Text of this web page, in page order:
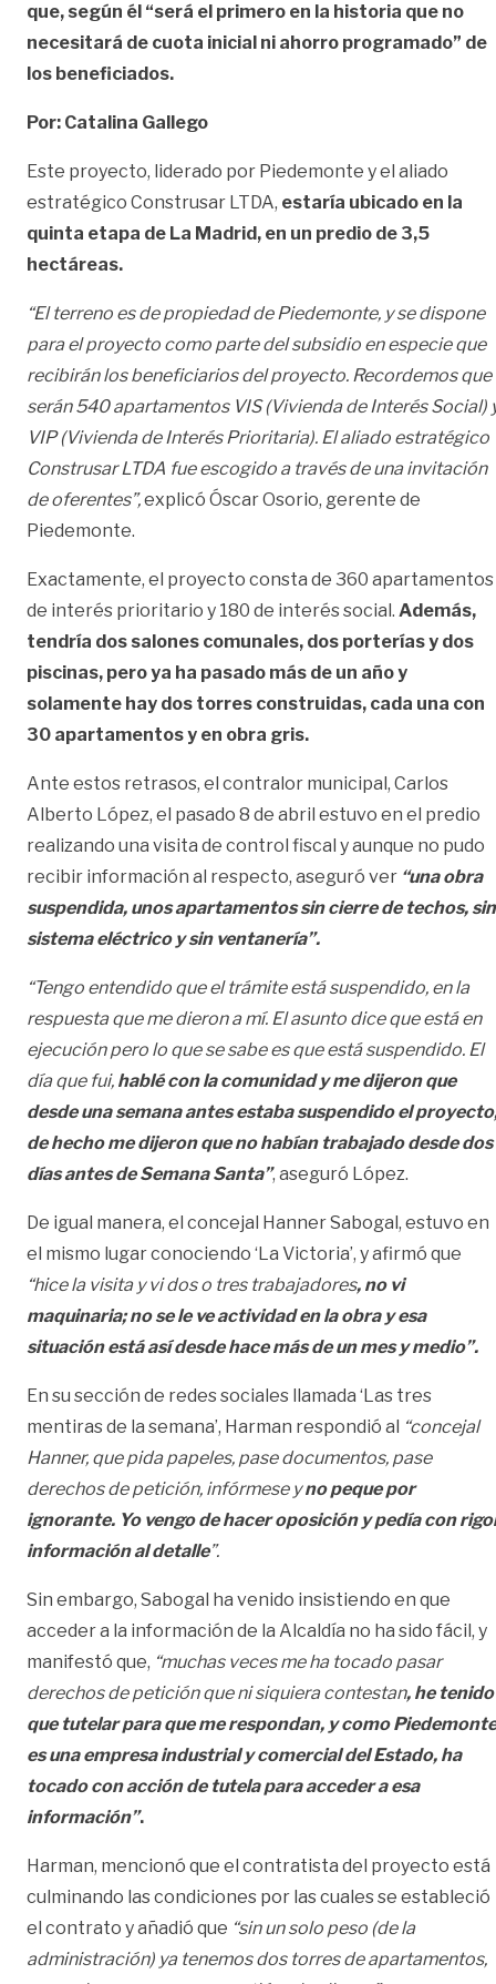
que, según él “será el primero en la historia que no
necesitará de cuota inicial ni ahorro programado” de
los beneficiados.
Por: Catalina Gallego
Este proyecto, liderado por Piedemonte y el aliado
estratégico Construsar LTDA, estaría ubicado en la
quinta etapa de La Madrid, en un predio de 3,5
hectáreas.
“El terreno es de propiedad de Piedemonte, y se dispone
para el proyecto como parte del subsidio en especie que
recibirán los beneficiarios del proyecto. Recordemos que
serán 540 apartamentos VIS (Vivienda de Interés Social)
VIP (Vivienda de Interés Prioritaria). El aliado estratégico
Construsar LTDA fue escogido a través de una invitación
de oferentes”,explicó Óscar Osorio, gerente de
Piedemonte.
Exactamente, el proyecto consta de 360 apartamentos
de interés prioritario y 180 de interés social. Además,
tendría dos salones comunales, dos porterías y dos
piscinas, pero ya ha pasado más de un año y
solamente hay dos torres construidas, cada una con
30 apartamentos y en obra gris.
Ante estos retrasos, el contralor municipal, Carlos
Alberto López, el pasado 8 de abril estuvo en el predio
realizando una visita de control fiscal y aunque no pudo
recibir información al respecto, aseguró ver “una obra
suspendida, unos apartamentos sin cierre de techos, sin
sistema eléctrico y sin ventanería”.
“Tengo entendido que el trámite está suspendido, en la
respuesta que me dieron a mí. El asunto dice que está en
ejecución pero lo que se sabe es que está suspendido. El
día que fui, hablé con la comunidad y me dijeron que
desde una semana antes estaba suspendido el
de hecho me dijeron que no habían trabajado desde dos
días antes de Semana Santa”, aseguró López.
De igual manera, el concejal Hanner Sabogal, estuvo en
el mismo lugar conociendo ‘La Victoria’, y afirmó que
“hice la visita y vi dos o tres trabajadores, no vi
maquinaria; no se le ve actividad en la obra y esa
situación está así desde hace más de un mes y medio”.
En su sección de redes sociales llamada ‘Las tres
mentiras de la semana’, Harman respondió al “concejal
Hanner, que pida papeles, pase documentos, pase
derechos de petición, infórmese yno peque por
ignorante. Yo vengo de hacer oposición y pedía con
información al detalle”.
Sin embargo, Sabogal ha venido insistiendo en que
acceder a la información de la Alcaldía no ha sido fácil, y
manifestó que, “muchas veces me ha tocado pasar
derechos de petición que ni siquiera contestan, he tenido
que tutelar para que me respondan, y como Piedemonte
es una empresa industrial y comercial del Estado, ha
tocado con acción de tutela para acceder a esa
información”.
Harman, mencionó que el contratista del proyecto está
culminando las condiciones por las cuales se estableció
el contrato y añadió que “sin un solo peso (de la
administración) ya tenemos dos torres de apartamentos,